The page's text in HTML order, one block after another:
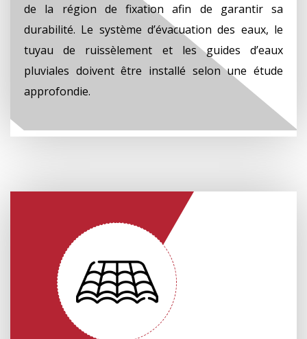
de la région de fixation afin de garantir sa
durabilité. Le système d’évacuation des eaux, le
tuyau de ruissèlement et les guides d’eaux
pluviales doivent être installé selon une étude
approfondie.